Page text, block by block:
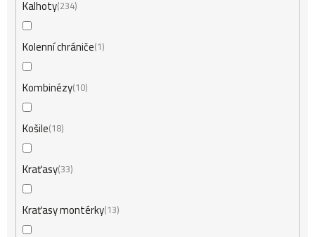
Kalhoty 234
Kolenní chrániče 1
Kombinézy 10
Košile 18
Kraťasy33
Kraťasy montérky 13